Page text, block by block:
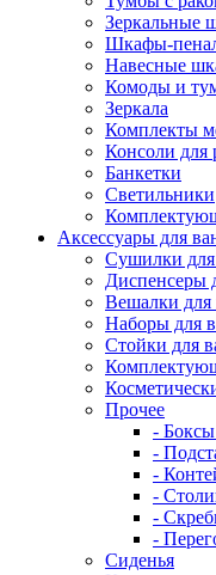
Зеркальные
Шкафы-
Навесные
Комоды и
Зеркала
Комплекты
Консоли для
Банкетки
Светильники
Аксессуары для
Сушилки для
Диспенсеры
Вешалки для
Наборы для
Стойки для
Прочее
- Боксы
-
-
-
-
-
Сиденья